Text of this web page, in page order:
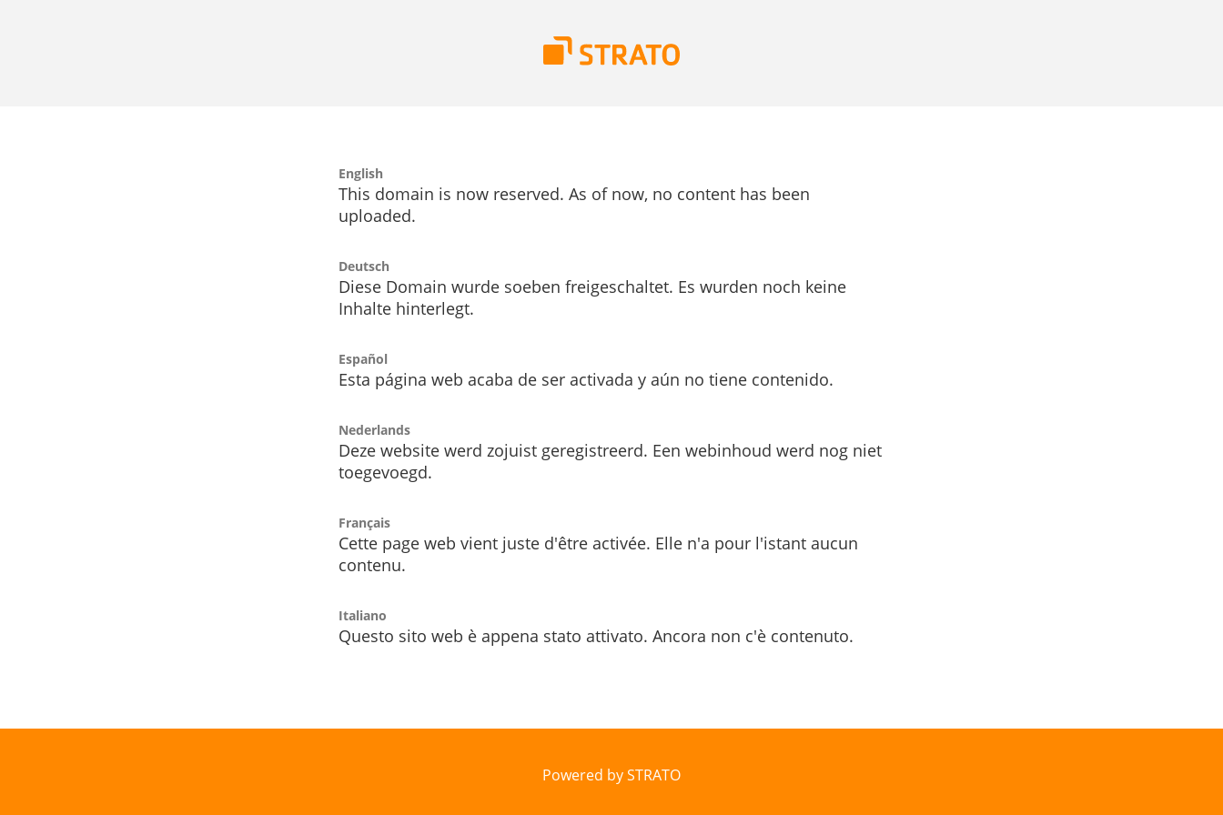
English
This domain is now reserved. As of now, no content has been
uploaded.
Deutsch
Diese Domain wurde soeben freigeschaltet. Es wurden noch keine
Inhalte hinterlegt.
Español
Esta página web acaba de ser activada y aún no tiene contenido.
Nederlands
Deze website werd zojuist geregistreerd. Een webinhoud werd nog niet
toegevoegd.
Français
Cette page web vient juste d'être activée. Elle n'a pour l'istant aucun
contenu.
Italiano
Questo sito web è appena stato attivato. Ancora non c'è contenuto.
Powered by STRATO